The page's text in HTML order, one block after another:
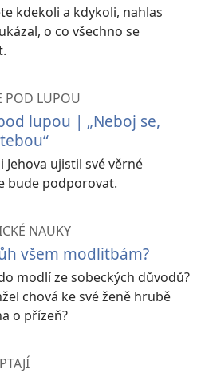
kdekoli a kdykoli, nahlas
o co všechno se
POD LUPOU
lupou | „Neboj se,
Jehova ujistil své věrné
bude podporovat.
NAUKY
všem modlitbám?
modlí ze sobeckých důvodů?
chová ke své ženě hrubě
o přízeň?